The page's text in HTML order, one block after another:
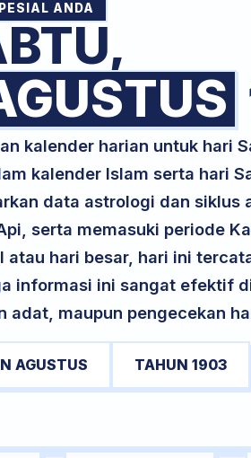
ANDA
kalender harian untuk hari
kalender Islam serta hari
data astrologi dan siklus
serta memasuki periode
atau hari besar, hari ini
informasi ini sangat efektif
adat, maupun pengecekan
AGUSTUS TAHUN 1903